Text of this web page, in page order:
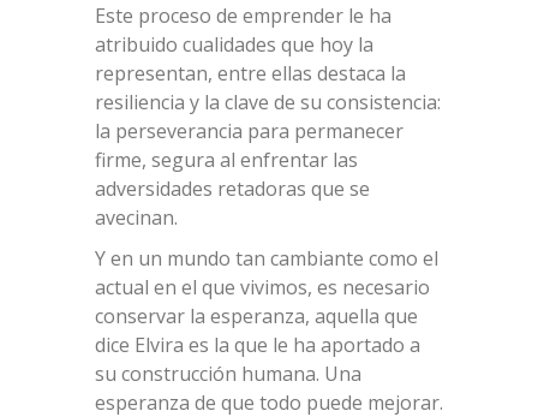
Este proceso de emprender le ha
atribuido cualidades que hoy la
representan, entre ellas destaca la
resiliencia y la clave de su consistencia:
la perseverancia para permanecer
firme, segura al enfrentar las
adversidades retadoras que se
avecinan.
Y en un mundo tan cambiante como el
actual en el que vivimos, es necesario
conservar la esperanza, aquella que
dice Elvira es la que le ha aportado a
su construcción humana. Una
esperanza de que todo puede mejorar.